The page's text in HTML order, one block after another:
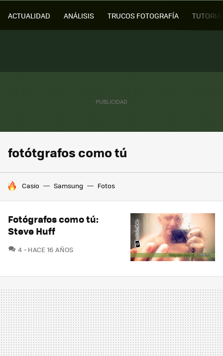
ACTUALIDAD ANÁLISIS TRUCOS FOTOGRAFÍA
fotótgrafos como tú
HOY SE HABLA DE
Casio Samsung Fotos
Fotógrafos como tú:
Steve Huff
4 COMENTARIOS
HACE 16 AÑOS